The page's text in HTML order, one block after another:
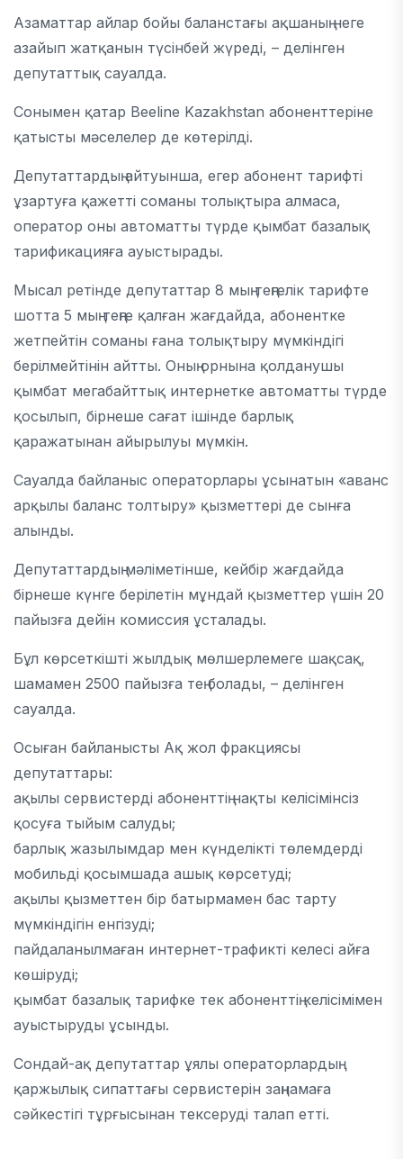
Азаматтар айлар бойы баланстағы ақшаның неге
азайып жатқанын түсінбей жүреді, – делінген
депутаттық сауалда.
Сонымен қатар Beeline Kazakhstan абоненттеріне
қатысты мәселелер де көтерілді.
Депутаттардың айтуынша, егер абонент тарифті
ұзартуға қажетті соманы толықтыра алмаса,
оператор оны автоматты түрде қымбат базалық
тарификацияға ауыстырады.
Мысал ретінде депутаттар 8 мың теңгелік тарифте
шотта 5 мың теңге қалған жағдайда, абонентке
жетпейтін соманы ғана толықтыру мүмкіндігі
берілмейтінін айтты. Оның орнына қолданушы
қымбат мегабайттық интернетке автоматты түрде
қосылып, бірнеше сағат ішінде барлық
қаражатынан айырылуы мүмкін.
Сауалда байланыс операторлары ұсынатын «аванс
арқылы баланс толтыру» қызметтері де сынға
алынды.
Депутаттардың мәліметінше, кейбір жағдайда
бірнеше күнге берілетін мұндай қызметтер үшін 20
пайызға дейін комиссия ұсталады.
Бұл көрсеткішті жылдық мөлшерлемеге шақсақ,
шамамен 2500 пайызға тең болады, – делінген
сауалда.
Осыған байланысты Ақ жол фракциясы
депутаттары:
ақылы сервистерді абоненттің нақты келісімінсіз
қосуға тыйым салуды;
барлық жазылымдар мен күнделікті төлемдерді
мобильді қосымшада ашық көрсетуді;
ақылы қызметтен бір батырмамен бас тарту
мүмкіндігін енгізуді;
пайдаланылмаған интернет-трафикті келесі айға
көшіруді;
қымбат базалық тарифке тек абоненттің келісімімен
ауыстыруды ұсынды.
Сондай-ақ депутаттар ұялы операторлардың
қаржылық сипаттағы сервистерін заңнамаға
сәйкестігі тұрғысынан тексеруді талап етті.